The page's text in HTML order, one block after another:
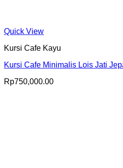
Quick View
Kursi Cafe Kayu
Kursi Cafe Minimalis Lois Jati
Rp750,000.00